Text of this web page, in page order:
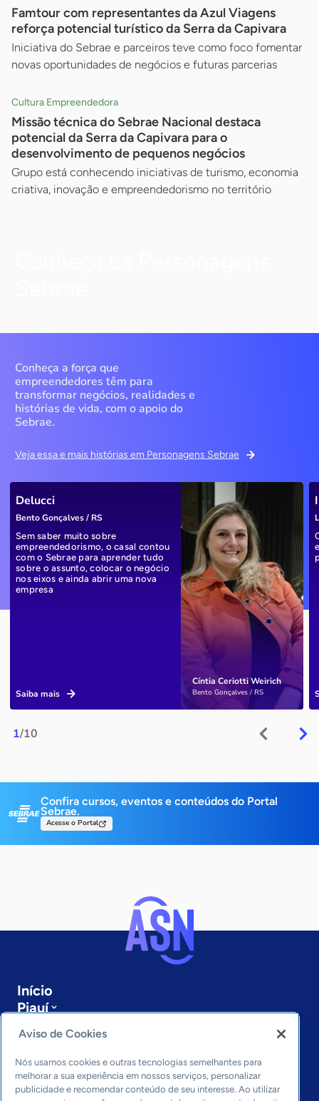
Famtour com representantes da Azul Viagens
reforça potencial turístico da Serra da Capivara
Iniciativa do Sebrae e parceiros teve como foco fomentar
novas oportunidades de negócios e futuras parcerias
Cultura Empreendedora
Missão técnica do Sebrae Nacional destaca
potencial da Serra da Capivara para o
desenvolvimento de pequenos negócios
Grupo está conhecendo iniciativas de turismo, economia
criativa, inovação e empreendedorismo no território
Conheça a força que
empreendedores têm para
transformar negócios, realidades e
histórias de vida, com o apoio do
Sebrae.
Veja essa e mais histórias em Personagens Sebrae
1/10
Cíntia Ceriotti Weirich
Bento Gonçalves / RS
Delucci
Bento Gonçalves / RS
Sem saber muito sobre
empreendedorismo, o casal contou
com o Sebrae para aprender tudo
sobre o assunto, colocar o negócio
nos eixos e ainda abrir uma nova
empresa
Saiba mais
Confira cursos, eventos e conteúdos do Portal
Sebrae.
Acesse o Portal
Início
Piauí
Últimas notícias
Entre em contato
Editorias
Aviso de Cookies
Nós usamos cookies e outras tecnologias semelhantes para
melhorar a sua experiência em nossos serviços, personalizar
publicidade e recomendar conteúdo de seu interesse. Ao utilizar